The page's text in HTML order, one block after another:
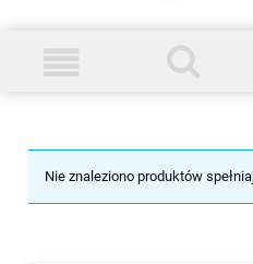
Nie znaleziono produktów